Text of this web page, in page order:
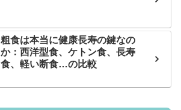
粗食は本当に健康長寿の鍵なの
か：西洋型食、ケトン食、長寿
食、軽い断食…の比較